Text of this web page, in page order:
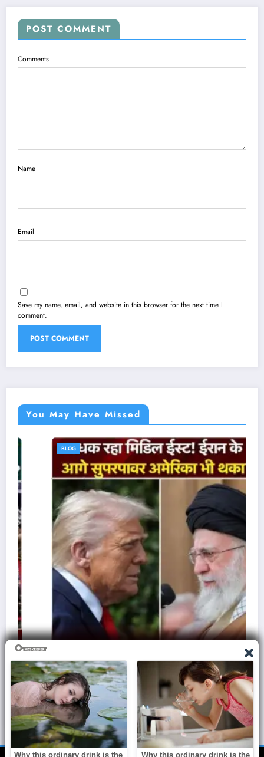
POST COMMENT
Comments
Name
Email
Save my name, email, and website in this browser for the next time I
comment.
You May Have Missed
ज़मीन पर आक्रमण करने से क्यों घबराती है अमेरिकी सेना,
समझिए असली वजह..
March 7, 2026 Admin